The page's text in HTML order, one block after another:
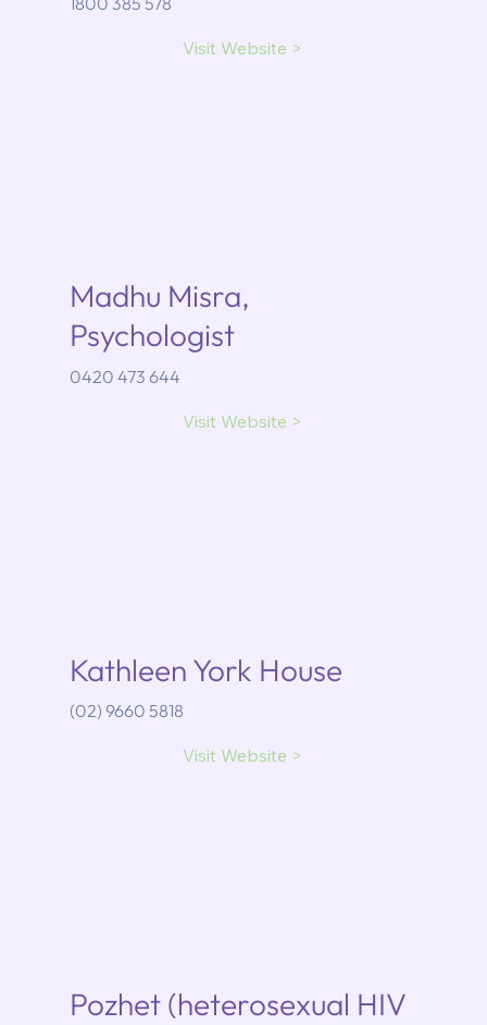
Visit Website >
Madhu Misra,
Psychologist
0420 473 644
Visit Website >
Kathleen York House
(02) 9660 5818
Visit Website >
Pozhet (heterosexual HIV